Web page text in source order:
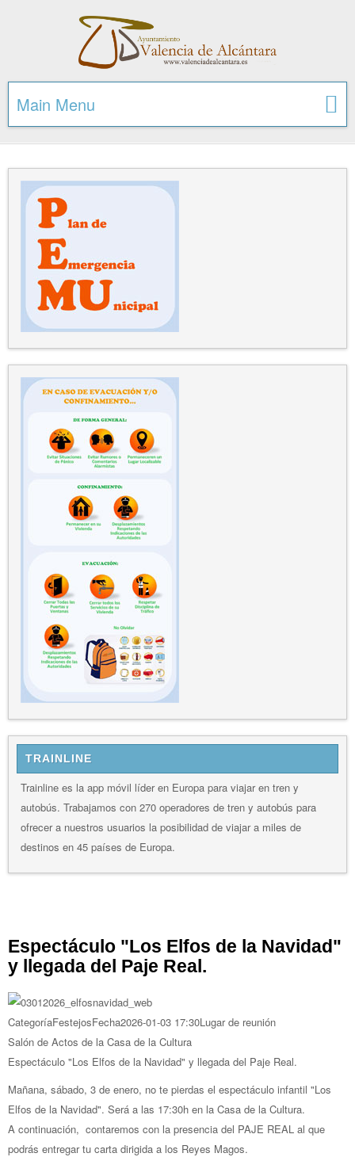
Main Menu
TRAINLINE
Trainline es la app móvil líder en Europa para viajar en tren y
autobús. Trabajamos con 270 operadores de tren y autobús para
ofrecer a nuestros usuarios la posibilidad de viajar a miles de
destinos en 45 países de Europa.
Espectáculo "Los Elfos de la Navidad"
y llegada del Paje Real.
CategoríaFestejosFecha2026-01-03 17:30Lugar de reunión
Salón de Actos de la Casa de la Cultura
Espectáculo "Los Elfos de la Navidad" y llegada del Paje Real.
Mañana, sábado, 3 de enero, no te pierdas el espectáculo infantil "Los
Elfos de la Navidad". Será a las 17:30h en la Casa de la Cultura.
A continuación, contaremos con la presencia del PAJE REAL al que
podrás entregar tu carta dirigida a los Reyes Magos.